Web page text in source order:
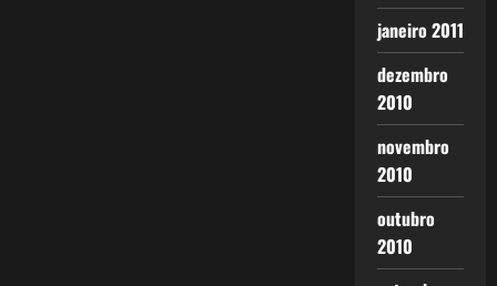
janeiro 2011
dezembro
2010
novembro
2010
outubro
2010